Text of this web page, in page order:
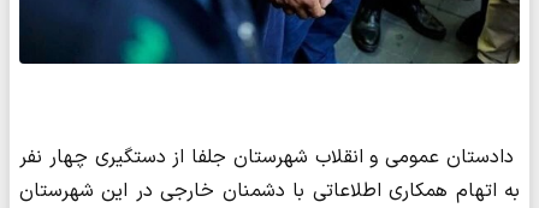
دادستان عمومی و انقلاب شهرستان جلفا از دستگیری چهار نفر
به اتهام همکاری اطلاعاتی با دشمنان خارجی در این شهرستان